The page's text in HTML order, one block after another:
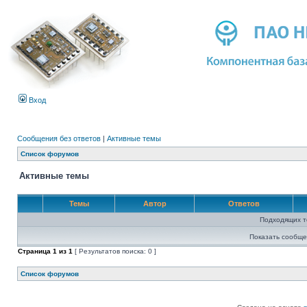
Вход
Сообщения без ответов | Активные темы
Список форумов
Активные темы
Темы Автор Ответов
Подходящих
Показать
Страница 1 из 1 [ Результатов поиска: 0 ]
Список форумов